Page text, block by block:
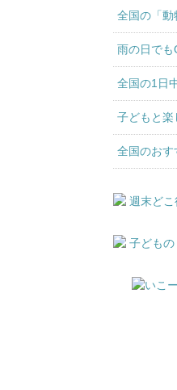
全国の「動
雨の日でも
全国の1日
子どもと楽
全国のおす